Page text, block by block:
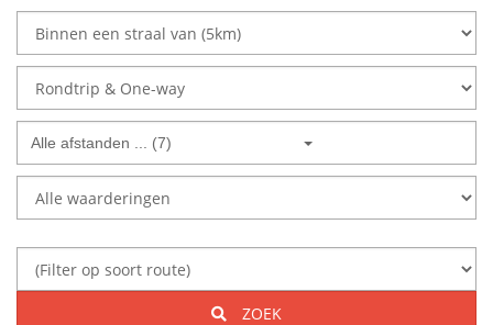
Alle afstanden ... (7)
ZOEK